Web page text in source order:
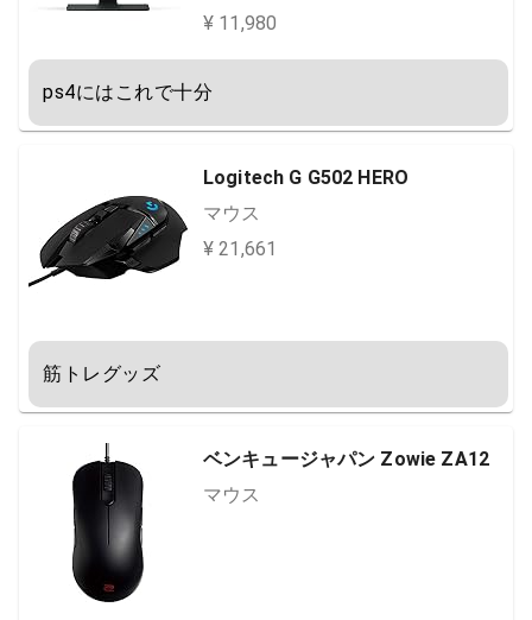
t,HDMI,VGA端子) ブラック
¥ 11,980
ps4にはこれで十分
Logitech G G502 HERO
マウス
¥ 21,661
筋トレグッズ
ベンキュージャパン Zowie ZA12
マウス